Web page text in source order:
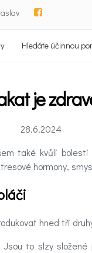
Hledáte účinnou
je
28.6.2024
také kvůli
hormony,
hned tři
to slzy složené